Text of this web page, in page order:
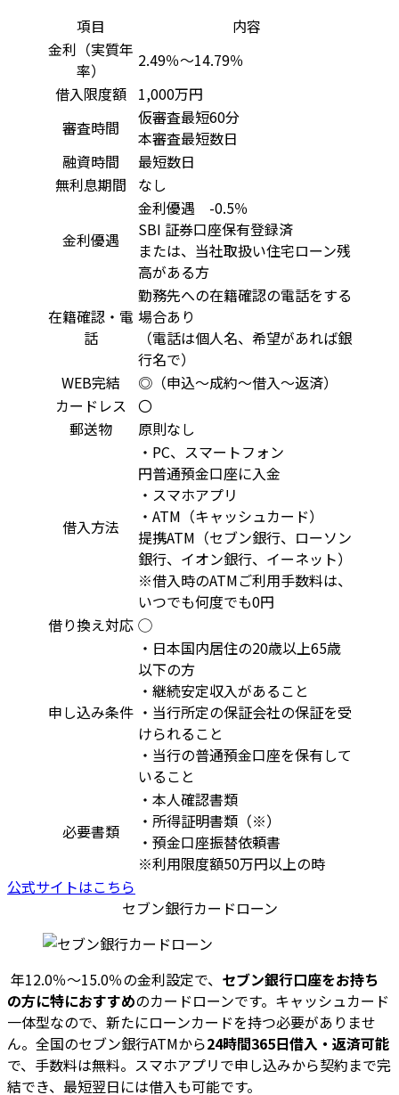
項目
内容
金利（実質年
率）
2.49％～14.79％
借入限度額
1,000万円
審査時間
仮審査最短60分
本審査最短数日
融資時間
最短数日
無利息期間
なし
金利優遇
金利優遇 -0.5％
SBI 証券口座保有登録済
または、当社取扱い住宅ローン残
高がある方
在籍確認・電
話
勤務先への在籍確認の電話をする
場合あり
（電話は個人名、希望があれば銀
行名で）
WEB完結
◎（申込～成約～借入～返済）
カードレス 〇
郵送物
原則なし
借入方法
・PC、スマートフォン
円普通預金口座に入金
・スマホアプリ
・ATM（キャッシュカード）
提携ATM（セブン銀行、ローソン
銀行、イオン銀行、イーネット）
※借入時のATMご利用手数料は、
いつでも何度でも0円
借り換え対応 ◯
申し込み条件
・日本国内居住の20歳以上65歳
以下の方
・継続安定収入があること
・当行所定の保証会社の保証を受
けられること
・当行の普通預金口座を保有して
いること
必要書類
・本人確認書類
・所得証明書類（※）
・預金口座振替依頼書
※利用限度額50万円以上の時
公式サイトはこちら
セブン銀行カードローン
年12.0％～15.0％の金利設定で、 セブン銀行口座をお持ち
の方に特におすすめのカードローンです。キャッシュカード
一体型なので、新たにローンカードを持つ必要がありませ
ん。全国のセブン銀行ATMから24時間365日借入・返済可能
で、手数料は無料。スマホアプリで申し込みから契約まで完
結でき、最短翌日には借入も可能です。